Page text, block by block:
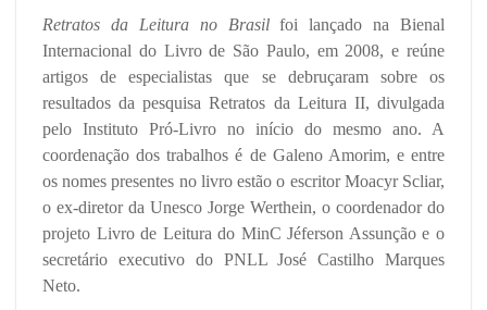
Retratos da Leitura no Brasilfoi lançado na Bienal
Internacional do Livro de São Paulo, em 2008, e reúne
artigos de especialistas que se debruçaram sobre os
resultados da pesquisa Retratos da Leitura II, divulgada
pelo Instituto Pró-Livro no início do mesmo ano. A
coordenação dos trabalhos é de Galeno Amorim, e entre
os nomes presentes no livro estão o escritor Moacyr Scliar,
o ex-diretor da Unesco Jorge Werthein, o coordenador do
projeto Livro de Leitura do MinC Jéferson Assunção e o
secretário executivo do PNLL José Castilho Marques
Neto.